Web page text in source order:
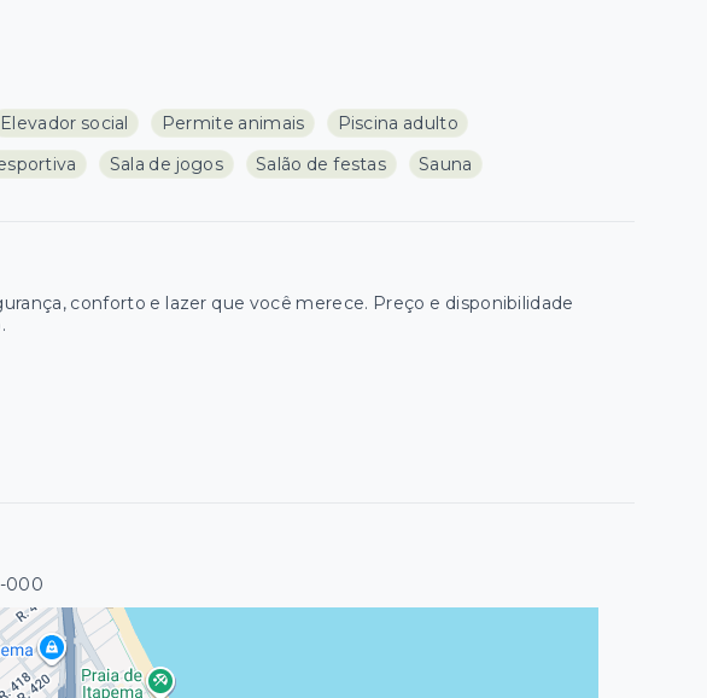
Elevador social Permite animais
Piscina adulto
Sala de jogos Salão de festas Sauna
conforto e lazer que você merece. Preço e disponibilidade
000